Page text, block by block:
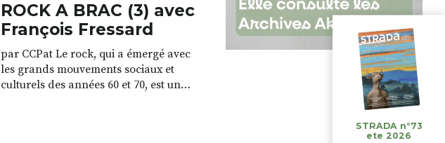
ROCK A BRAC (3) avec
François Fressard
par CCPat Le rock, qui a émergé avec
les grands mouvements sociaux et
culturels des années 60 et 70, est un
STRADA n°73
ete 2026